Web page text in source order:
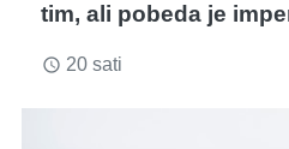
tim, ali pobeda je
access_time 20 sati